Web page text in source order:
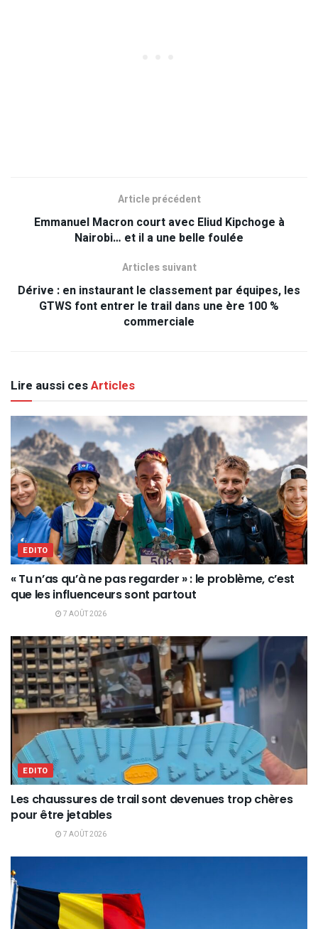
Article précédent
Emmanuel Macron court avec Eliud Kipchoge à
Nairobi… et il a une belle foulée
Articles suivant
Dérive : en instaurant le classement par équipes, les
GTWS font entrer le trail dans une ère 100 %
commerciale
Lire aussi cesArticles
EDITO
« Tu n’as qu’à ne pas regarder » : le problème, c’est
que les influenceurs sont partout
7 AOÛT 2026
EDITO
Les chaussures de trail sont devenues trop chères
pour être jetables
7 AOÛT 2026